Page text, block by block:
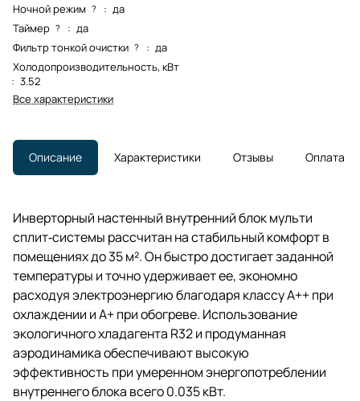
Ночной режим ? : да
Таймер ? : да
Фильтр тонкой очистки ? : да
Холодопроизводительность, кВт
: 3.52
Все характеристики
Описание Характеристики Отзывы Оплата
Инверторный настенный внутренний блок мульти
сплит‑системы рассчитан на стабильный комфорт в
помещениях до 35 м². Он быстро достигает заданной
температуры и точно удерживает ее, экономно
расходуя электроэнергию благодаря классу A++ при
охлаждении и A+ при обогреве. Использование
экологичного хладагента R32 и продуманная
аэродинамика обеспечивают высокую
эффективность при умеренном энергопотреблении
внутреннего блока всего 0.035 кВт.